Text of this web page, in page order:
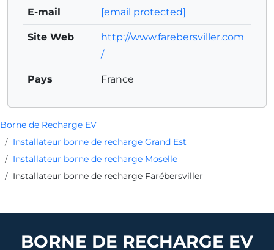
Borne de Recharge EV
Installateur borne de recharge Grand Est
Installateur borne de recharge Moselle
Installateur borne de recharge Farébersviller
E-mail [email protected]
Site Web
http://www.farebersviller.com
/
Pays France
BORNE DE RECHARGE EV